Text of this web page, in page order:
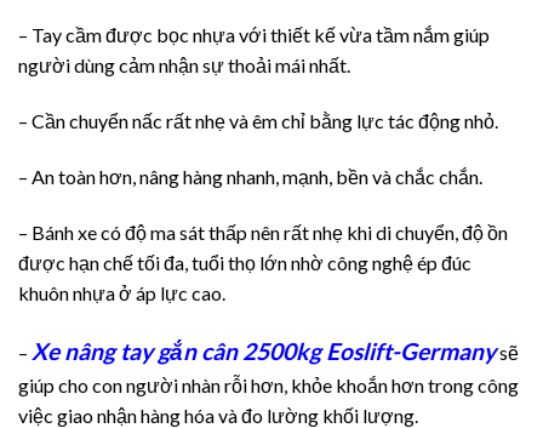
– Tay cầm được bọc nhựa với thiết kế vừa tầm nắm giúp
người dùng cảm nhận sự thoải mái nhất.
– Cần chuyển nấc rất nhẹ và êm chỉ bằng lực tác động nhỏ.
– An toàn hơn, nâng hàng nhanh, mạnh, bền và chắc chắn.
– Bánh xe có độ ma sát thấp nên rất nhẹ khi di chuyển, độ ồn
được hạn chế tối đa, tuổi thọ lớn nhờ công nghệ ép đúc
khuôn nhựa ở áp lực cao.
– Xe nâng tay gắn cân 2500kg Eoslift-Germanysẽ
giúp cho con người nhàn rỗi hơn, khỏe khoắn hơn trong công
việc giao nhận hàng hóa và đo lường khối lượng.